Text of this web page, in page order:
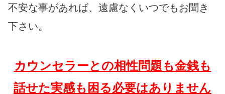
不安な事があれば、遠慮なくいつでもお聞き
下さい。
カウンセラーとの相性問題も金銭も
話せた実感も困る必要はありません